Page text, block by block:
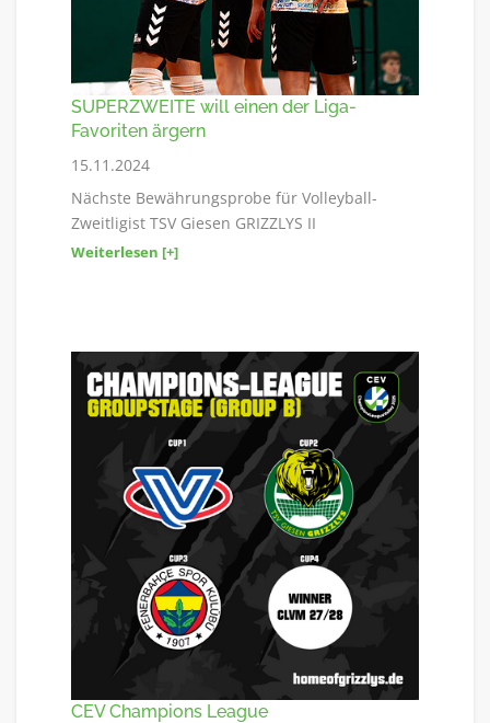
SUPERZWEITE will einen der Liga-
Favoriten ärgern
15.11.2024
Nächste Bewährungsprobe für Volleyball-
Zweitligist TSV Giesen GRIZZLYS II
Weiterlesen [+]
CEV Champions League